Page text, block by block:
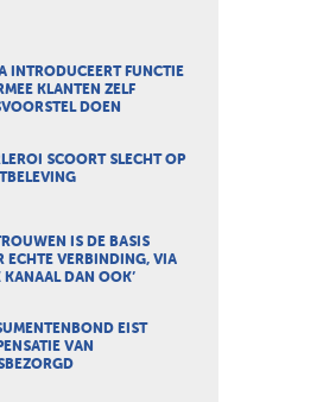
INTRODUCEERT FUNCTIE
KLANTEN ZELF
DOEN
SCOORT SLECHT OP
IS DE BASIS
ECHTE VERBINDING, VIA
KANAAL DAN OOK’
EIST
VAN